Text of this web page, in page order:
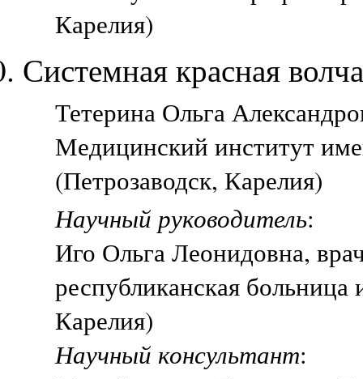
Карелия)
Системная красная
Тетерина Ольга
Медицинский институт
(Петрозаводск, Карелия)
Научный руководитель:
Иго Ольга Леонидовна,
республиканская
Карелия)
Научный консультант: